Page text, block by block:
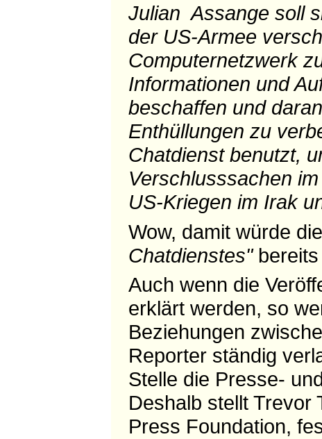
Julian Assange soll
der US-Armee
Computernetzwerk
Informationen und
beschaffen und
Enthüllungen zu
Chatdienst benutzt,
Verschlusssachen
US-Kriegen im Irak
Wow, damit würde
Chatdienstes"bereits
Auch wenn die
erklärt werden, so
Beziehungen
Reporter ständig
Stelle die Presse-
Deshalb stellt Trevor
Press Foundation,